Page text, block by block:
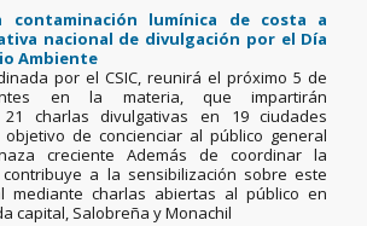
contaminación lumínica de costa a
nacional de divulgación por el Día
Ambiente
por el CSIC, reunirá el próximo 5 de
en la materia, que impartirán
21 charlas divulgativas en 19 ciudades
de concienciar al público general
creciente Además de coordinar la
contribuye a la sensibilización sobre este
mediante charlas abiertas al público en
capital, Salobreña y Monachil